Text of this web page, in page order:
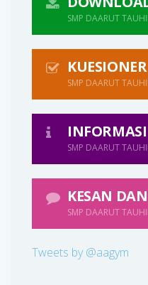
SMP DAARUT
KUESIONER
SMP DAARUT
INFORMASI
SMP DAARUT
KESAN
SMP DAARUT
Tweets by @aagym